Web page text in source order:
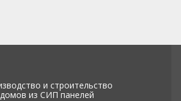
и строительство
домов из СИП панелей